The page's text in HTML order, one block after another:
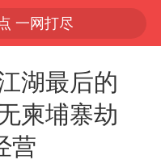
一网打尽
湖最后的
柬埔寨劫
营